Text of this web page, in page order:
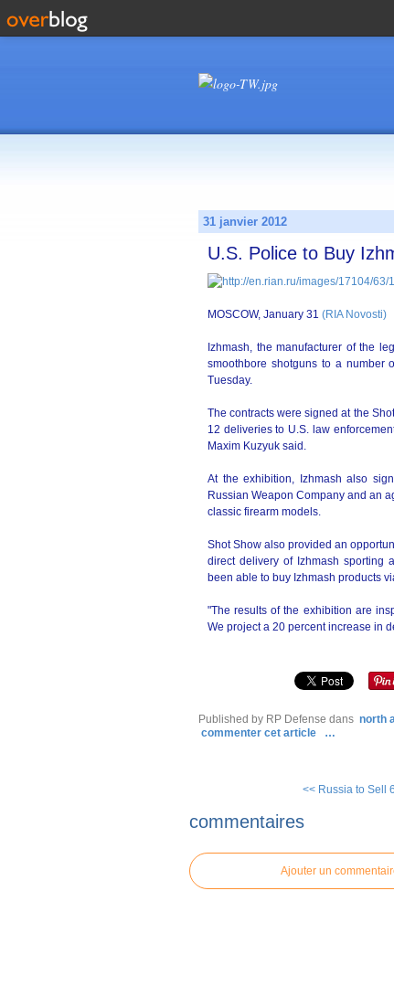
31 janvier 2012
U.S. Police to Buy
MOSCOW, January 31 (RIA Novosti)
Izhmash, the manufacturer of the
smoothbore shotguns to a number
Tuesday.
The contracts were signed at the
12 deliveries to U.S. law
Maxim Kuzyuk said.
At the exhibition, Izhmash also
Russian Weapon Company and an
classic firearm models.
Shot Show also provided an
direct delivery of Izhmash sporting
been able to buy Izhmash products
"The results of the exhibition are
We project a 20 percent increase in
Published by RP Defense dans north
commenter cet article
…
<< Russia to Sell
commentaires
Ajouter un